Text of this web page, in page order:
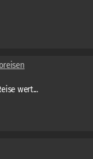
wert...